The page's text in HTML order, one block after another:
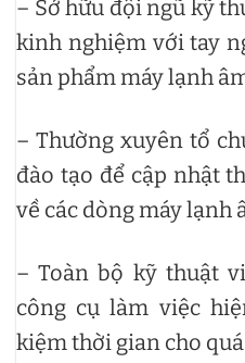
– Sở hữu đội ngũ kỹ
kinh nghiệm với tay
sản phẩm máy lạnh
– Thường xuyên tổ
đào tạo để cập nhật
về các dòng máy lạnh
– Toàn bộ kỹ thuật
công cụ làm việc
kiệm thời gian cho